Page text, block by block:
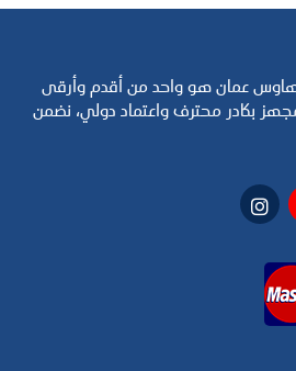
هاوس عمان هو واحد من أقدم وأرقى
بكادر محترف واعتماد دولي، نضمن